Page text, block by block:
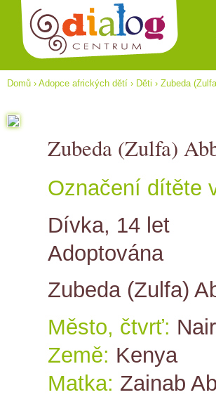
Domů › Adopce afrických dětí › Děti › Zubeda
Zubeda (Zulfa)
Označení dítěte
Dívka, 14 let
Adoptována
Zubeda (Zulfa)
Město, čtvrť:
Země: Kenya
Matka: Zainab